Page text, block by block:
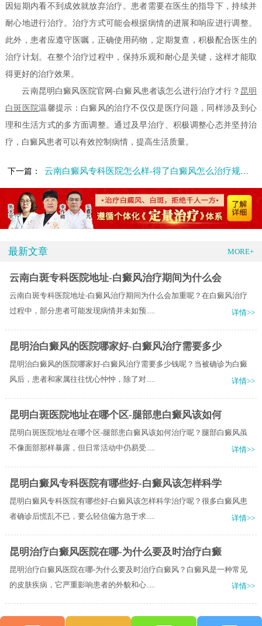
因短期内看不到成效就放弃治疗。患者需要在医生的指导下，持续并
耐心地进行治疗。治疗方式可能会根据病情的进展和响应进行调整。
此外，患者应遵守医嘱，正确使用药物，定期复查，积极配合医生的
治疗计划。在整个治疗过程中，保持乐观和耐心是关键，这样才能取
得更好的治疗效果。
云南昆明白癜风医院官网-白癜风患者该怎么进行治疗才行？ 昆明
白斑医院温馨提示：白癜风的治疗不仅仅是医疗问题，同样涉及到心
理和生活方式的多方面调整。通过及早治疗、积极调整心态并坚持治
疗，白癜风患者可以有效控制病情，提高生活质量。
下一篇： 云南白癜风专科医院怎么样-得了白癜风怎么治疗规范正确
最新文章 MORE+
云南白斑专科医院地址-白癜风治疗期间为什么会
云南白斑专科医院地址-白癜风治疗期间为什么会加重呢？在白癜风治疗
过程中，部分患者可能发现病情并未如预.....
详情>>
昆明治白癜风的医院哪家好-白癜风治疗需要多少
昆明治白癜风的医院哪家好-白癜风治疗需要多少钱呢？当被确诊为白癜
风后，患者和家属往往忧心忡忡，除了对.....
详情>>
昆明白斑医院地址在哪个区-腿部患白癜风该如何
昆明白斑医院地址在哪个区-腿部患白癜风该如何治疗呢？腿部白癜风虽
不像面部那样暴露，但日常活动中仍易受.....
详情>>
昆明白癜风专科医院有哪些好-白癜风该怎样科学
昆明白癜风专科医院有哪些好-白癜风该怎样科学治疗呢？很多白癜风患
者确诊后慌乱不已，要么轻信偏方急于求.....
详情>>
昆明治疗白癜风医院在哪-为什么要及时治疗白癜
昆明治疗白癜风医院在哪-为什么要及时治疗白癜风？白癜风是一种常见
的皮肤疾病，它严重影响患者的外貌和心.....
详情>>